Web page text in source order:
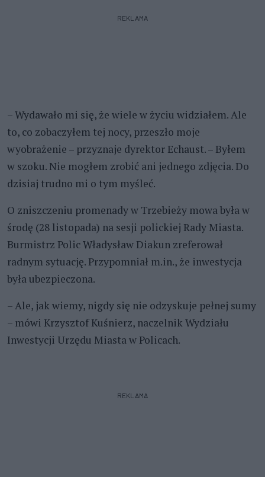
REKLAMA
– Wydawało mi się, że wiele w życiu widziałem. Ale
to, co zobaczyłem tej nocy, przeszło moje
wyobrażenie – przyznaje dyrektor Echaust. – Byłem
w szoku. Nie mogłem zrobić ani jednego zdjęcia. Do
dzisiaj trudno mi o tym myśleć.
O zniszczeniu promenady w Trzebieży mowa była w
środę (28 listopada) na sesji polickiej Rady Miasta.
Burmistrz Polic Władysław Diakun zreferował
radnym sytuację. Przypomniał m.in., że inwestycja
była ubezpieczona.
– Ale, jak wiemy, nigdy się nie odzyskuje pełnej sumy
– mówi Krzysztof Kuśnierz, naczelnik Wydziału
Inwestycji Urzędu Miasta w Policach.
REKLAMA